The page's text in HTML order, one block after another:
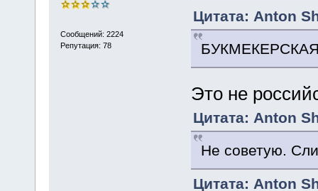
Сообщений: 2224
Репутация: 78
Цитата: Anton
Это не
Цитата: Anton
Не советую.
Цитата: Anton